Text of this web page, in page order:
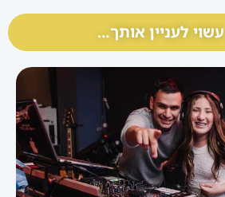
עשוי לעניין אותך…